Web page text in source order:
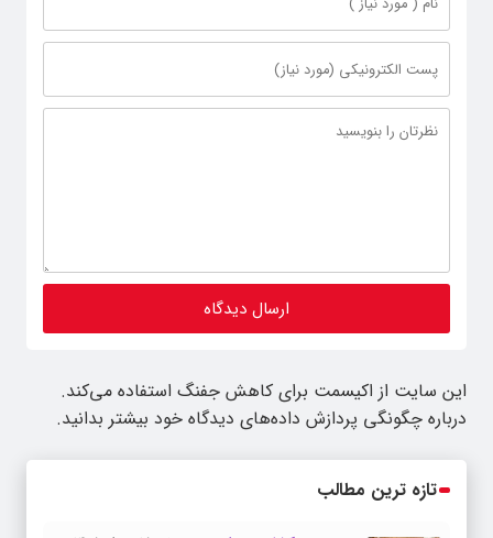
این سایت از اکیسمت برای کاهش جفنگ استفاده می‌کند.
درباره چگونگی پردازش داده‌های دیدگاه خود بیشتر بدانید.
تازه ترین مطالب